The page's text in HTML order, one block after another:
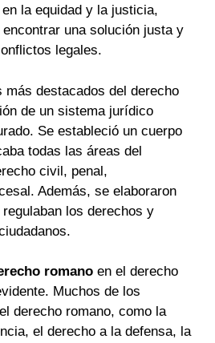
la equidad y la justicia,
una solución justa y
legales.
más destacados del derecho
de un sistema jurídico
Se estableció un cuerpo
todas las áreas del
civil, penal,
Además, se elaboraron
los derechos y
romano en el derecho
Muchos de los
derecho romano, como la
el derecho a la defensa, la